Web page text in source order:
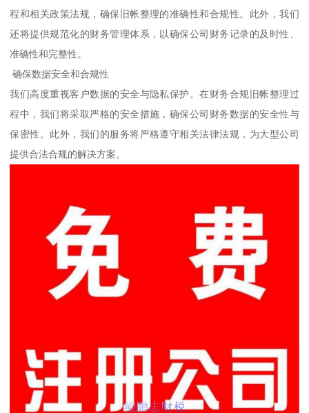
程和相关政策法规，确保旧帐整理的准确性和合规性。此外，我们
还将提供规范化的财务管理体系，以确保公司财务记录的及时性、
准确性和完整性。
确保数据安全和合规性
我们高度重视客户数据的安全与隐私保护。在财务合规旧帐整理过
程中，我们将采取严格的安全措施，确保公司财务数据的安全性与
保密性。此外，我们的服务将严格遵守相关法律法规，为大型公司
提供合法合规的解决方案。